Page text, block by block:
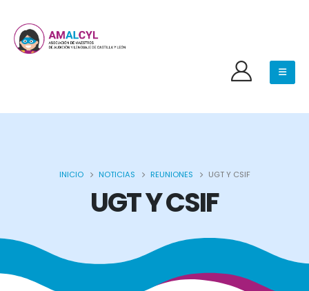
INICIO NOTICIAS REUNIONES UGT Y CSIF
UGT Y CSIF